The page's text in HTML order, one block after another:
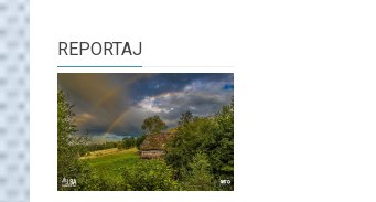
REPORTAJ